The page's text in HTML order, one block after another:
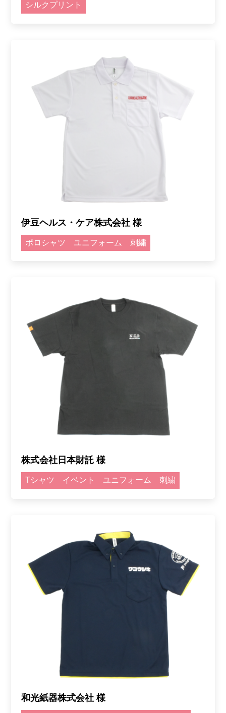
シルクプリント
伊豆ヘルス・ケア株式会社 様
ポロシャツ ユニフォーム 刺繍
株式会社日本財託 様
Tシャツ イベント ユニフォーム 刺繍
和光紙器株式会社 様